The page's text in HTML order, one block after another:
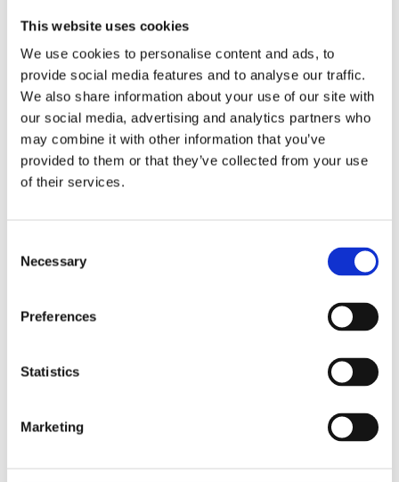
This website uses cookies
We use cookies to personalise content and ads, to
provide social media features and to analyse our traffic.
We also share information about your use of our site with
our social media, advertising and analytics partners who
may combine it with other information that you’ve
provided to them or that they’ve collected from your use
of their services.
Selection
Necessary
Preferences
Statistics
Marketing
Fri frakt över 995kr
Snabba leveranser
Enkel betalning med Klarna
BESKRIVNING
större skalan gör att mattan både känns
traditionell men samtidigt fräsch och modern.
Den behagligt melerade färgpaletten är mjukt
grå. Tempo har med sitt ständigt aktuella
med de flesta hem och stilar. En slät ullmatta som
Tempo är lätt att sköta och passar därför bra att
placera även i kök eller matsal. Tjockleken är ca 1
cm.